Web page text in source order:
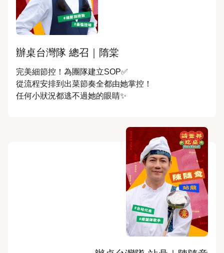
辦桌台灣隊 總召｜隋棠
完美細節控！為團隊建立SOP✅
從流程安排到出菜節奏全都由她掌控！
任何小狀況都逃不過她的眼睛✨